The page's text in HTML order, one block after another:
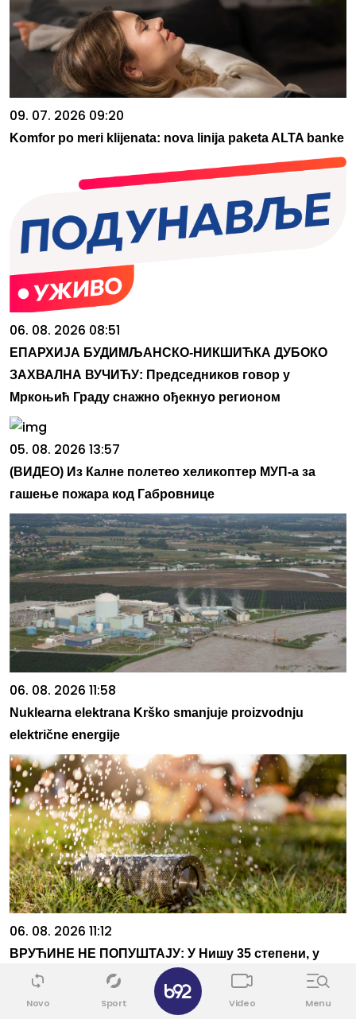
09. 07. 2026 09:20
Komfor po meri klijenata: nova linija paketa ALTA banke
06. 08. 2026 08:51
ЕПАРХИЈА БУДИМЉАНСКО-НИКШИЋКА ДУБОКО
ЗАХВАЛНА ВУЧИЋУ: Председников говор у
Мркоњић Граду снажно ођекнуо регионом
05. 08. 2026 13:57
(ВИДЕО) Из Калне полетео хеликоптер МУП-а за
гашење пожара код Габровнице
06. 08. 2026 11:58
Nuklearna elektrana Krško smanjuje proizvodnju
električne energije
06. 08. 2026 11:12
ВРУЋИНЕ НЕ ПОПУШТАЈУ: У Нишу 35 степени, у
Пироту 34, најтоплије у Сомбору и Кикинди
Novo Sport Video Menu
✕